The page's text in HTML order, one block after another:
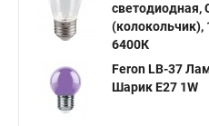
светодиодная,
(колокольчик),
6400К
Feron LB-37
Шарик E27 1W